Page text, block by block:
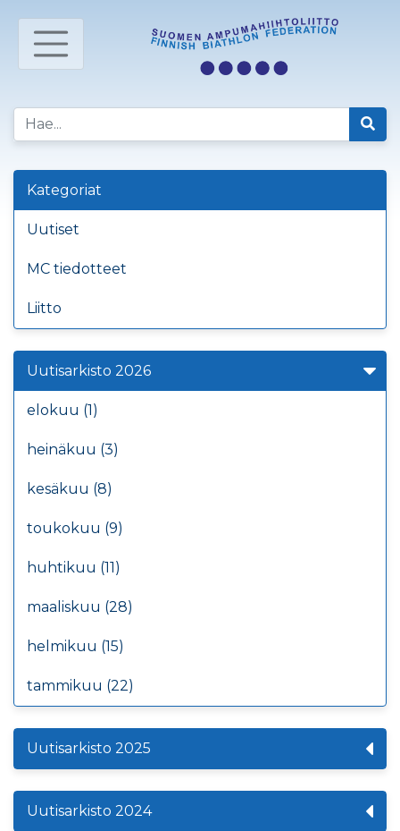
Kategoriat
Uutiset
MC tiedotteet
Liitto
Uutisarkisto 2026
elokuu (1)
heinäkuu (3)
kesäkuu (8)
toukokuu (9)
huhtikuu (11)
maaliskuu (28)
helmikuu (15)
tammikuu (22)
Uutisarkisto 2025
Uutisarkisto 2024